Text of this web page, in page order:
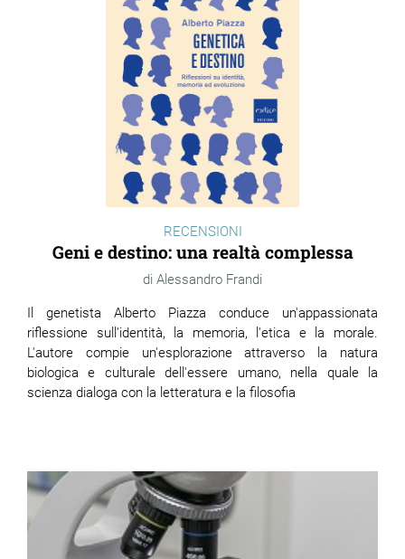
RECENSIONI
Geni e destino: una realtà complessa
Alessandro Frandi
Il genetista Alberto Piazza conduce un'appassionata
riflessione sull'identità, la memoria, l'etica e la morale.
L'autore compie un'esplorazione attraverso la natura
biologica e culturale dell'essere umano, nella quale la
scienza dialoga con la letteratura e la filosofia